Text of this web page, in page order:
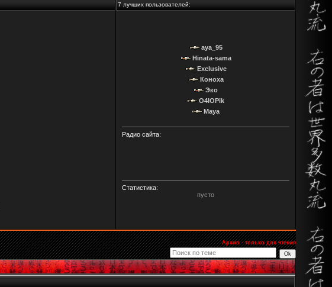
7 лучших пользователей:
aya_95
Hinata-sama
Exclusive
Коноха
Эко
O4IOPik
Maya
Радио сайта:
Статистика:
пусто
Архив - только для чтения